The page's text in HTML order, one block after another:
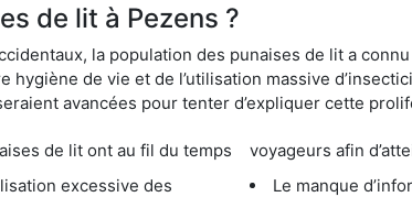
de lit à Pezens ?
la population des punaises de lit a
hygiène de vie et de l’utilisation massive
avancées pour tenter d’expliquer cette
lit ont au fil du temps
des
voyageurs afin
Le manque